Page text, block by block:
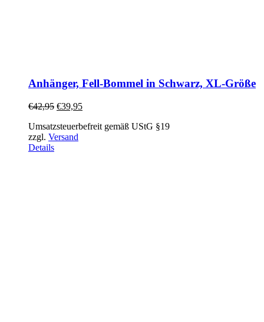
Anhänger, Fell-Bommel in Schwarz, XL-Größe
€42,95 €39,95
Umsatzsteuerbefreit gemäß UStG §19
zzgl. Versand
Details